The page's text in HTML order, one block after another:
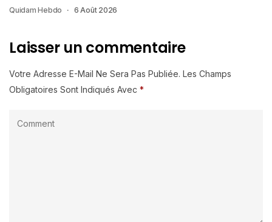
Quidam Hebdo 6 Août 2026
Laisser un commentaire
Votre Adresse E-Mail Ne Sera Pas Publiée. Les Champs
Obligatoires Sont Indiqués Avec *